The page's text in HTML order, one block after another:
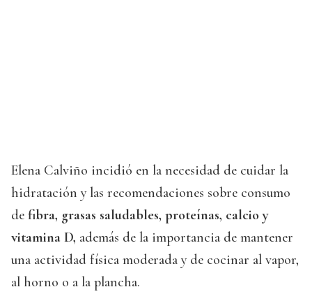
Elena Calviño incidió en la necesidad de cuidar la
hidratación y las recomendaciones sobre consumo
de fibra, grasas saludables, proteínas, calcio y
vitamina D, además de la importancia de mantener
una actividad física moderada y de cocinar al vapor,
al horno o a la plancha.